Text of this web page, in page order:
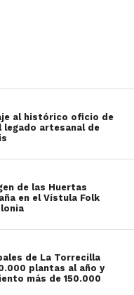
al histórico oficio de
artesanal de
de las Huertas
en el Vístula Folk
de La Torrecilla
plantas al año y
más de 150.000